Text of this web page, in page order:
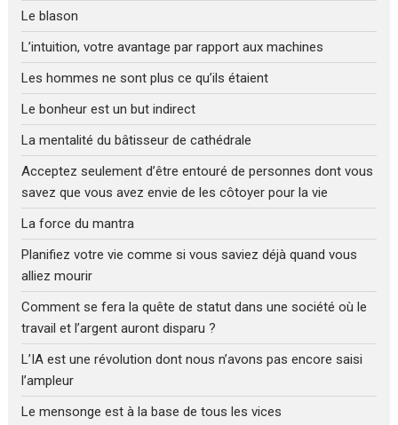
Le blason
L’intuition, votre avantage par rapport aux machines
Les hommes ne sont plus ce qu’ils étaient
Le bonheur est un but indirect
La mentalité du bâtisseur de cathédrale
Acceptez seulement d’être entouré de personnes dont vous
savez que vous avez envie de les côtoyer pour la vie
La force du mantra
Planifiez votre vie comme si vous saviez déjà quand vous
alliez mourir
Comment se fera la quête de statut dans une société où le
travail et l’argent auront disparu ?
L’IA est une révolution dont nous n’avons pas encore saisi
l’ampleur
Le mensonge est à la base de tous les vices